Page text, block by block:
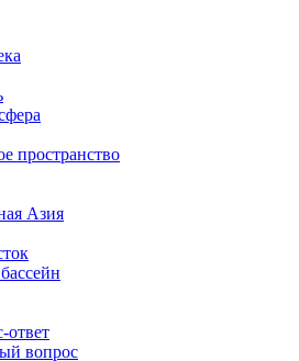
пространство
Азия
ответ
вопрос